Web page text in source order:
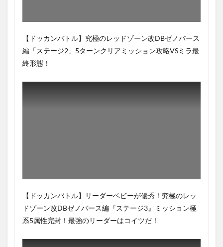
【ドッカンバトル】究極のレッドゾーン改DBゼノバース
編「ステージ2」5ターンクリアミッション攻略VSミラ最
終形態！
【ドッカンバトル】リーダーベビーが優秀！究極のレッ
ドゾーン改DBゼノバース編『ステージ3』ミッション極
系5属性完封！最強のリーダーはコイツだ！